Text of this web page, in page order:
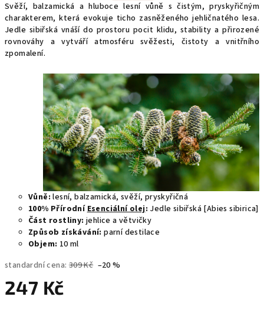
Svěží, balzamická a hluboce lesní vůně s čistým, pryskyřičným
charakterem, která evokuje ticho zasněženého jehličnatého lesa.
Jedle sibiřská vnáší do prostoru pocit klidu, stability a přirozené
rovnováhy a vytváří atmosféru svěžesti, čistoty a vnitřního
zpomalení.
Vůně: lesní, balzamická, svěží, pryskyřičná
100% Přírodní Esenciální olej: Jedle sibiřská [Abies sibirica]
Část rostliny: jehlice a větvičky
Způsob získávání:parní destilace
Objem: 10 ml
standardní cena: 309 Kč –20 %
247 Kč